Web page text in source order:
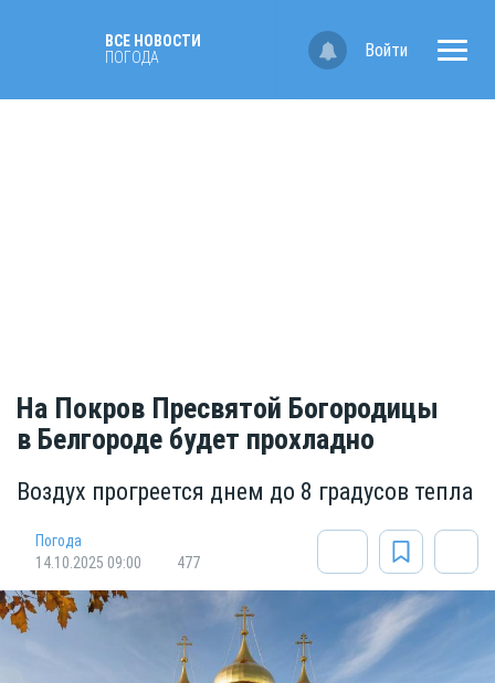
ВСЕ НОВОСТИ
ПОГОДА
Войти
На Покров Пресвятой Богородицы
в Белгороде будет прохладно
Воздух прогреется днем до 8 градусов тепла
Погода
14.10.2025 09:00
477